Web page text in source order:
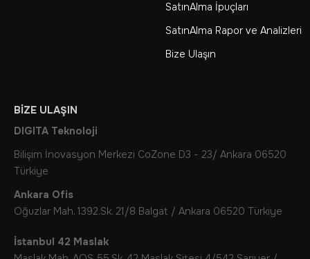
SatınAlma İpuçları
SatınAlma Rapor ve Analizleri
Bize Ulaşın
BIZE ULAŞIN
DIGITA Teknoloji
Bilişim İnovasyon Merkezi CoZone D3 - 23/ Ankara 06520
Türkiye
Ankara Ofis
Oğuzlar Mah. 1392.Sk. 21/8 Balgat / Ankara 06520 Türkiye
İstanbul 42 Maslak